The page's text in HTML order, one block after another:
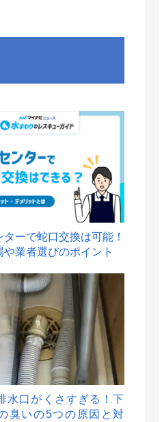
ーで蛇口交換は可能！
や業者選びのポイント
水口がくさすぎる！下
臭いの5つの原因と対